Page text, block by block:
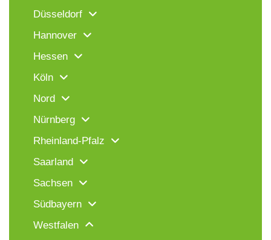
Düsseldorf
Hannover
Hessen
Köln
Nord
Nürnberg
Rheinland-Pfalz
Saarland
Sachsen
Südbayern
Westfalen